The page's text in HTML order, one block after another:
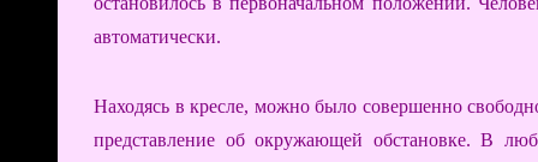
автоматически.
Находясь в кресле, можно было совершенно
представление об окружающей обстановке. В